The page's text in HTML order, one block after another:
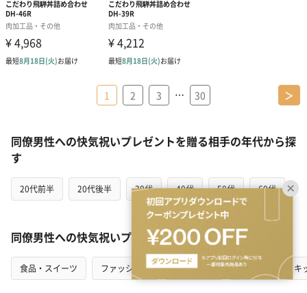
1 2 3 … 30 ＞
同僚男性への快気祝いプレゼントを贈る相手の年代から探
す
20代前半 20代後半 30代 40代 50代 60代
同僚男性への快気祝いプレゼントをカテゴリから探す
食品・スイーツ ファッション インテリア 花・植物 キ